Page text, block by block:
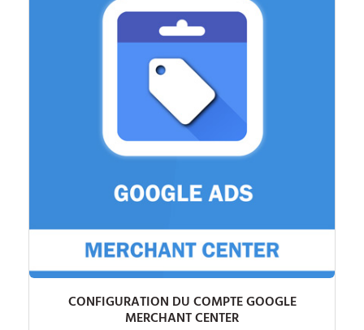
CONFIGURATION DU COMPTE GOOGLE
MERCHANT CENTER